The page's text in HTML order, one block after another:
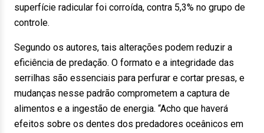
superfície radicular foi corroída, contra 5,3% no grupo de
controle.
Segundo os autores, tais alterações podem reduzir a
eficiência de predação. O formato e a integridade das
serrilhas são essenciais para perfurar e cortar presas, e
mudanças nesse padrão comprometem a captura de
alimentos e a ingestão de energia. “Acho que haverá
efeitos sobre os dentes dos predadores oceânicos em